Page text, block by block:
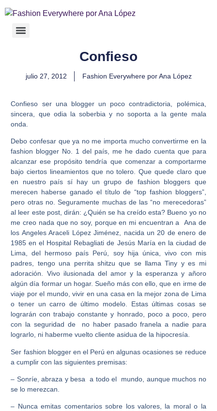
Confieso
julio 27, 2012 Fashion Everywhere por Ana López
Confieso ser una blogger un poco contradictoria, polémica,
sincera, que odia la soberbia y no soporta a la gente mala
onda.
Debo confesar que ya no me importa mucho convertirme en la
fashion blogger No. 1 del país, me he dado cuenta que para
alcanzar ese propósito tendría que comenzar a comportarme
bajo ciertos lineamientos que no tolero. Que quede claro que
en nuestro país sí hay un grupo de fashion bloggers que
merecen haberse ganado el título de “top fashion bloggers”,
pero otras no. Seguramente muchas de las “no merecedoras”
al leer este post, dirán: ¿Quién se ha creído esta? Bueno yo no
me creo nada que no soy, porque en mi encuentran a Ana de
los Angeles Araceli López Jiménez, nacida un 20 de enero de
1985 en el Hospital Rebagliati de Jesús María en la ciudad de
Lima, del hermoso país Perú, soy hija única, vivo con mis
padres, tengo una perrita shitzu que se llama Tiny y es mi
adoración. Vivo ilusionada del amor y la esperanza y añoro
algún día formar un hogar. Sueño más con ello, que en irme de
viaje por el mundo, vivir en una casa en la mejor zona de Lima
o tener un carro de último modelo. Estas últimas cosas se
lograrán con trabajo constante y honrado, poco a poco, pero
con la seguridad de no haber pasado franela a nadie para
lograrlo, ni haberme vuelto cliente asidua de la hipocresía.
Ser fashion blogger en el Perú en algunas ocasiones se reduce
a cumplir con las siguientes premisas:
– Sonríe, abraza y besa a todo el mundo, aunque muchos no
se lo merezcan.
– Nunca emitas comentarios sobre los valores, la moral o la